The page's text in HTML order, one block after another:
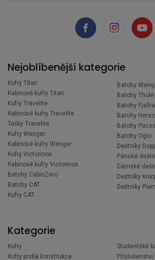
Nejoblíbenější kategorie
Kufry Titan
Kabinové kufry Titan
Kufry Travelite
Kabinové kufry Travelite
Tašky Travelite
Kufry Wenger
Kabinové kufry Wenger
Kufry Victorinox
Kabinové kufry Victorinox
Batohy CabinZero
Batohy CAT
Kufry CAT
Batohy
Batohy Thule
Batohy
Batohy
Batohy
Batohy Ogio
Deštníky
Pánské
Dámské
Deštníky
Deštníky
Kategorie
Kufry
Kufry podle konstrukce
Studentské
Příslušenství